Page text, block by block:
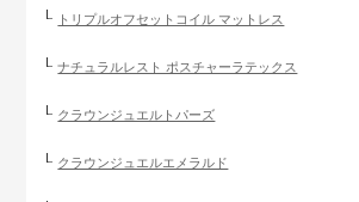
トリプルオフセットコイル マットレス
ナチュラルレスト ポスチャーラテックス
クラウンジュエルトパーズ
クラウンジュエルエメラルド